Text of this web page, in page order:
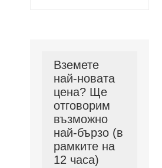
Вземете
най-новата
цена? Ще
отговорим
възможно
най-бързо (в
рамките на
12 часа)